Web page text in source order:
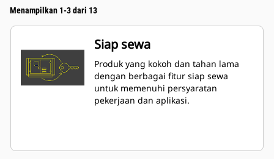
Menampilkan 1-3 dari 13
Siap sewa
Produk yang kokoh dan tahan lama
dengan berbagai fitur siap sewa
untuk memenuhi persyaratan
pekerjaan dan aplikasi.